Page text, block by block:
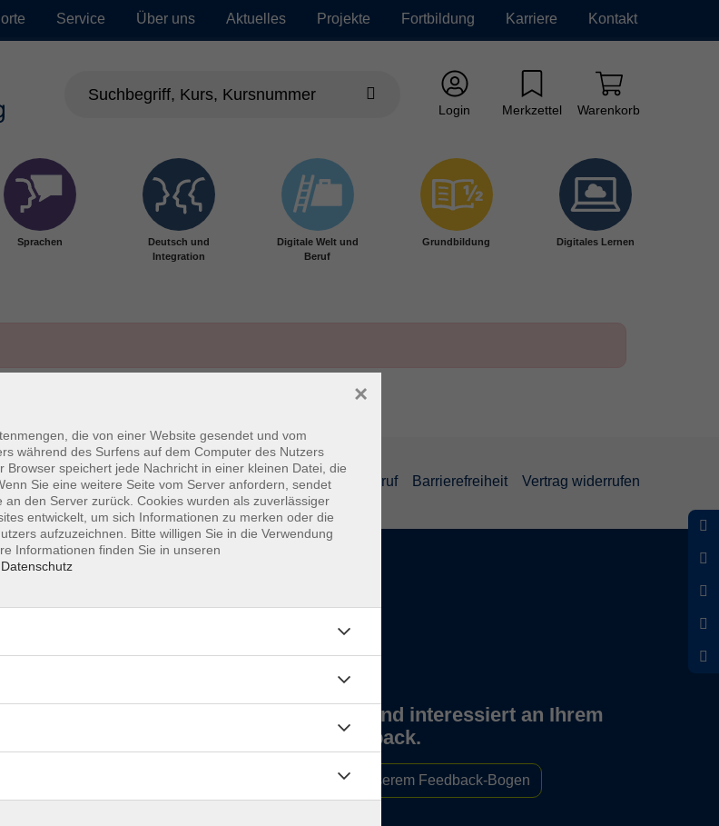
Service Über uns Aktuelles Projekte Fortbildung Karriere Kontakt
Login Merkzettel Warenkorb
Sprachen
Deutsch und
Integration
Digitale Welt und
Beruf
Grundbildung Digitales Lernen
Impressum Datenschutzerklärung AGB und Widerruf Barrierefreiheit Vertrag widerrufen
Wir sind interessiert an Ihrem
Feedback.
Zu unserem Feedback-Bogen
die von einer Website gesendet und vom
während des Surfens auf dem Computer des Nutzers
Browser speichert jede Nachricht in einer kleinen Datei, die
Sie eine weitere Seite vom Server anfordern, sendet
an den Server zurück. Cookies wurden als zuverlässiger
entwickelt, um sich Informationen zu merken oder die
aufzuzeichnen. Bitte willigen Sie in die Verwendung
Informationen finden Sie in unseren
Datenschutz
×